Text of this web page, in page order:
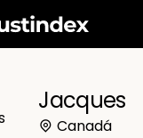
Jacques
Canadá